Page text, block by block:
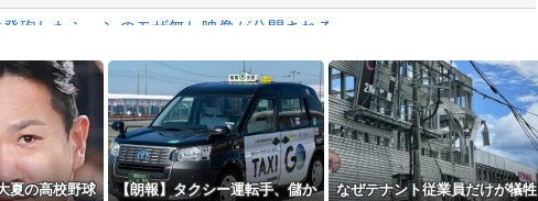
Powered by livedoor 相互RSS
砲したシーンのモザ無し映像が公開される。
っちが有能でどっちがゴミな...
い装備買っちゃったから>>3する」
史上最大級の火山の兆し＝韓国の反応
夏の高校野球
【朗報】タクシー運転手、儲か
なぜテナント従業員だけが犠牲